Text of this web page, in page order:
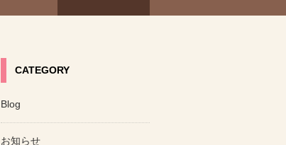
CATEGORY
Blog
お知らせ